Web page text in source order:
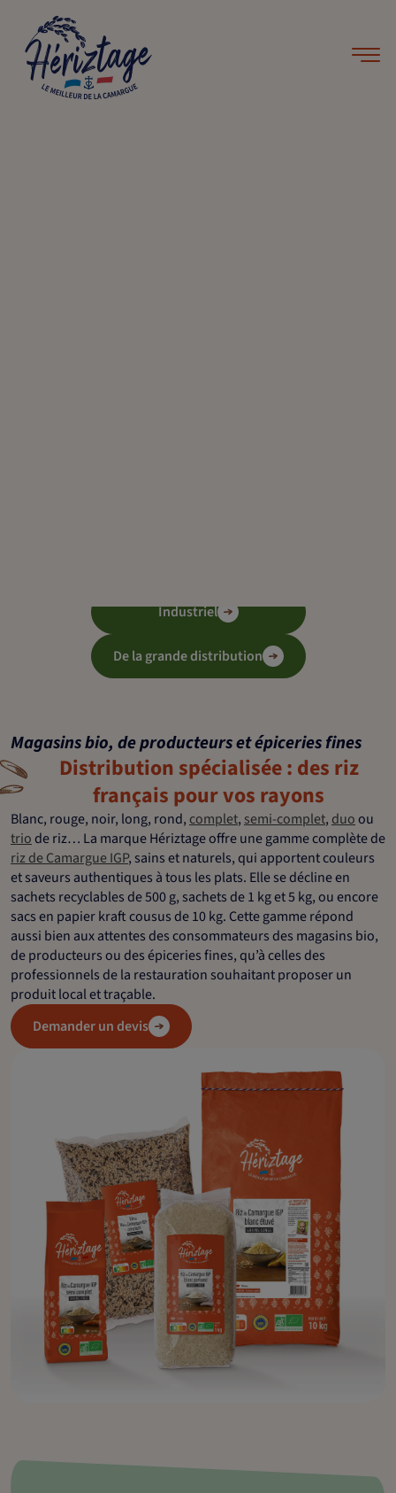
Industriel
De la grande distribution
Magasins bio, de producteurs et épiceries fines
Distribution spécialisée : des riz
français pour vos rayons
Blanc, rouge, noir, long, rond, complet, semi-complet, duoou
triode riz… La marque Hériztage offre une gamme complète de
riz de Camargue IGP, sains et naturels, qui apportent couleurs
et saveurs authentiques à tous les plats. Elle se décline en
sachets recyclables de 500 g, sachets de 1 kg et 5 kg, ou encore
sacs en papier kraft cousus de 10 kg. Cette gamme répond
aussi bien aux attentes des consommateurs des magasins bio,
de producteurs ou des épiceries fines, qu’à celles des
professionnels de la restauration souhaitant proposer un
produit local et traçable.
Demander un devis